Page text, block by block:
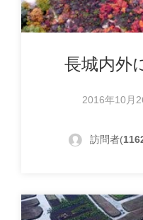
長城内外
2016年10月
訪問者(